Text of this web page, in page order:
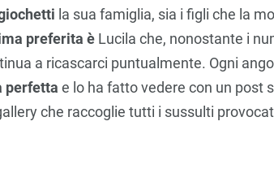
la sua famiglia, sia i figli che la
preferita è Lucila che, nonostante i
a ricascarci puntualmente. Ogni
perfetta e lo ha fatto vedere con un post
che raccoglie tutti i sussulti